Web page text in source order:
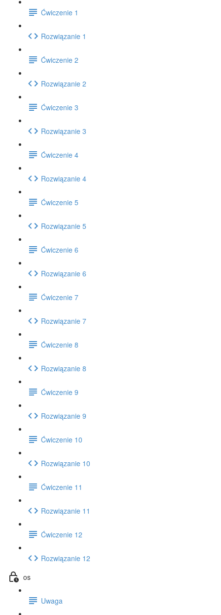
Ćwiczenie 1
Rozwiązanie 1
Ćwiczenie 2
Rozwiązanie 2
Ćwiczenie 3
Rozwiązanie 3
Ćwiczenie 4
Rozwiązanie 4
Ćwiczenie 5
Rozwiązanie 5
Ćwiczenie 6
Rozwiązanie 6
Ćwiczenie 7
Rozwiązanie 7
Ćwiczenie 8
Rozwiązanie 8
Ćwiczenie 9
Rozwiązanie 9
Ćwiczenie 10
Rozwiązanie 10
Ćwiczenie 11
Rozwiązanie 11
Ćwiczenie 12
Rozwiązanie 12
os
Uwaga